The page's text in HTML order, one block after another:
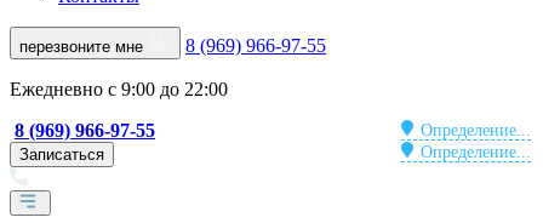
перезвоните мне 8 (969) 966-97-55
Ежедневно с 9:00 до 22:00
Определение...
8 (969) 966-97-55
Определение...
Записаться